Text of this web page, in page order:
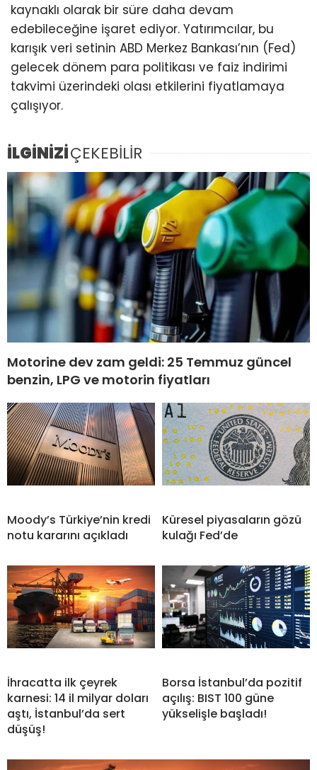
kaynaklı olarak bir süre daha devam
edebileceğine işaret ediyor. Yatırımcılar, bu
karışık veri setinin ABD Merkez Bankası’nın (Fed)
gelecek dönem para politikası ve faiz indirimi
takvimi üzerindeki olası etkilerini fiyatlamaya
çalışıyor.
İLGİNİZİÇEKEBİLİR
Motorine dev zam geldi: 25 Temmuz güncel
benzin, LPG ve motorin fiyatları
Moody’s Türkiye’nin kredi
notu kararını açıkladı
Küresel piyasaların gözü
kulağı Fed’de
İhracatta ilk çeyrek
karnesi: 14 il milyar doları
aştı, İstanbul’da sert
düşüş!
Borsa İstanbul’da pozitif
açılış: BIST 100 güne
yükselişle başladı!